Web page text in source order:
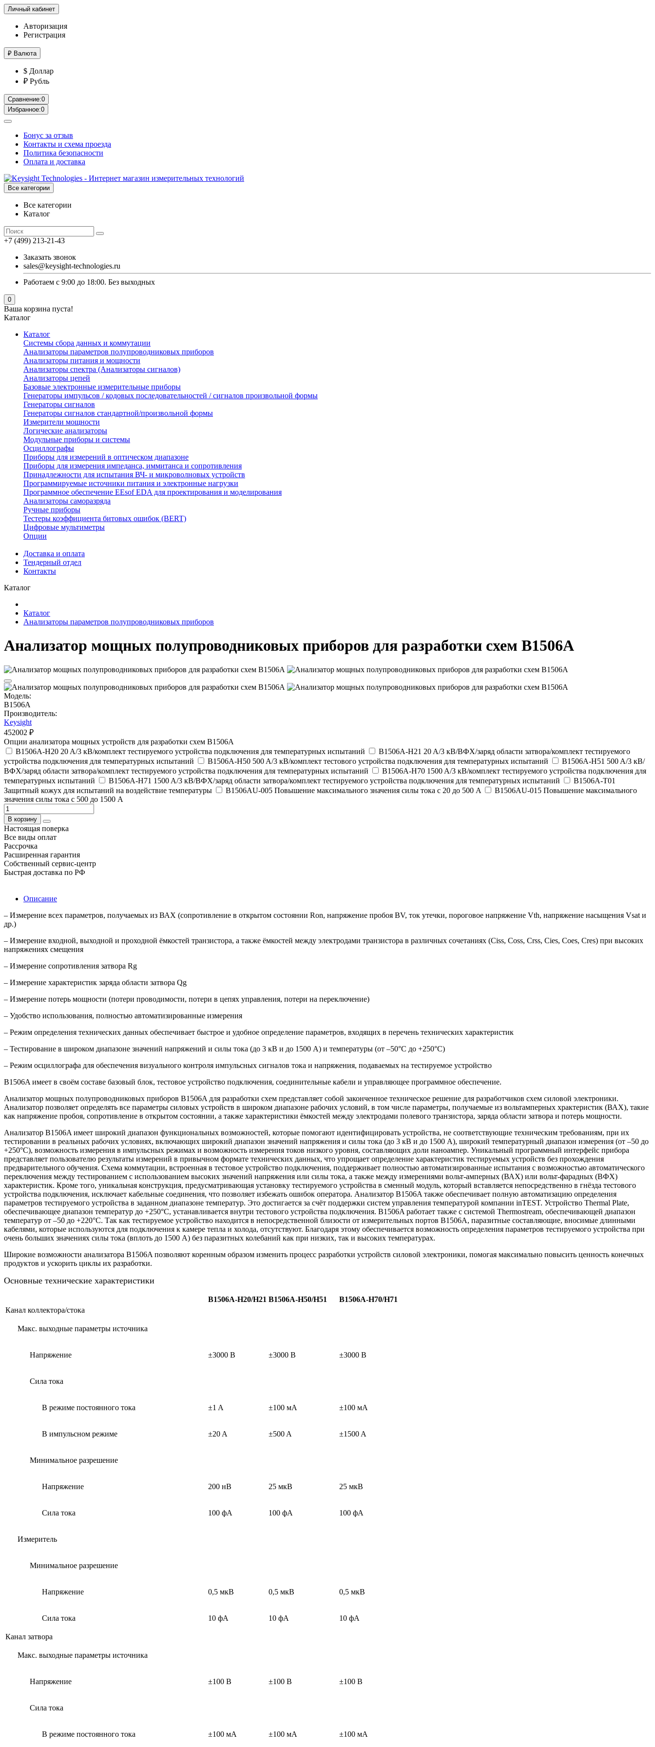
Личный кабинет
Авторизация
Регистрация
₽ Валюта
$ Доллар
₽ Рубль
Сравнение:0
Избранное:0
Бонус за отзыв
Контакты и схема проезда
Политика безопасности
Оплата и доставка
Все категории
Все категории
Каталог
+7 (499) 213-21-43
Заказать звонок
sales@keysight-technologies.ru
Работаем с 9:00 до 18:00. Без выходных
0
Ваша корзина пуста!
Каталог
Каталог
Cистемы сбора данных и коммутации
Анализаторы параметров полупроводниковых приборов
Анализаторы питания и мощности
Анализаторы спектра (Анализаторы сигналов)
Анализаторы цепей
Базовые электронные измерительные приборы
Генераторы импульсов / кодовых последовательностей / сигналов произвольной формы
Генераторы сигналов
Генераторы сигналов стандартной/произвольной формы
Измерители мощности
Логические анализаторы
Модульные приборы и системы
Осциллографы
Приборы для измерений в оптическом диапазоне
Приборы для измерения импеданса, иммитанса и сопротивления
Принадлежности для испытания ВЧ- и микроволновых устройств
Программируемые источники питания и электронные нагрузки
Программное обеспечение EEsof EDA для проектирования и моделирования
Анализаторы саморазряда
Ручные приборы
Тестеры коэффициента битовых ошибок (BERT)
Цифровые мультиметры
Опции
Доставка и оплата
Тендерный отдел
Контакты
Каталог
Каталог
Анализаторы параметров полупроводниковых приборов
Анализатор мощных полупроводниковых приборов для разработки схем B1506A
Модель:
B1506A
Производитель:
Keysight
452002 ₽
Опции анализатора мощных устройств для разработки схем B1506A
B1506A-H20 20 A/3 кВ/комплект тестируемого устройства подключения для температурных испытаний
B1506A-H21 20 A/3 кВ/ВФХ/заряд области затвора/комплект тестируемого
устройства подключения для температурных испытаний
B1506A-H50 500 A/3 кВ/комплект тестового устройства подключения для температурных испытаний
B1506A-H51 500 A/3 кВ/
ВФХ/заряд области затвора/комплект тестируемого устройства подключения для температурных испытаний
B1506A-H70 1500 A/3 кВ/комплект тестируемого устройства подключения для
температурных испытаний
B1506A-H71 1500 A/3 кВ/ВФХ/заряд области затвора/комплект тестируемого устройства подключения для температурных испытаний
B1506A-T01
Защитный кожух для испытаний на воздействие температуры
B1506AU-005 Повышение максимального значения силы тока с 20 до 500 A
B1506AU-015 Повышение максимального
значения силы тока с 500 до 1500 A
В корзину
Настоящая поверка
Все виды оплат
Рассрочка
Расширенная гарантия
Собственный сервис-центр
Быстрая доставка по РФ
Описание
– Измерение всех параметров, получаемых из ВАХ (сопротивление в открытом состоянии Ron, напряжение пробоя BV, ток утечки, пороговое напряжение Vth, напряжение насыщения Vsat и
др.)
– Измерение входной, выходной и проходной ёмкостей транзистора, а также ёмкостей между электродами транзистора в различных сочетаниях (Ciss, Coss, Crss, Cies, Coes, Cres) при высоких
напряжениях смещения
– Измерение сопротивления затвора Rg
– Измерение характеристик заряда области затвора Qg
– Измерение потерь мощности (потери проводимости, потери в цепях управления, потери на переключение)
– Удобство использования, полностью автоматизированные измерения
– Режим определения технических данных обеспечивает быстрое и удобное определение параметров, входящих в перечень технических характеристик
– Тестирование в широком диапазоне значений напряжений и силы тока (до 3 кВ и до 1500 А) и температуры (от –50°C до +250°C)
– Режим осциллографа для обеспечения визуального контроля импульсных сигналов тока и напряжения, подаваемых на тестируемое устройство
B1506A имеет в своём составе базовый блок, тестовое устройство подключения, соединительные кабели и управляющее программное обеспечение.
Анализатор мощных полупроводниковых приборов B1506A для разработки схем представляет собой законченное техническое решение для разработчиков схем силовой электроники.
Анализатор позволяет определять все параметры силовых устройств в широком диапазоне рабочих условий, в том числе параметры, получаемые из вольтамперных храктеристик (ВАХ), такие
как напряжение пробоя, сопротивление в открытом состоянии, а также характеристики ёмкостей между электродами полевого транзистора, заряда области затвора и потерь мощности.
Анализатор B1506A имеет широкий диапазон функциональных возможностей, которые помогают идентифицировать устройства, не соответствующие техническим требованиям, при их
тестировании в реальных рабочих условиях, включающих широкий диапазон значений напряжения и силы тока (до 3 кВ и до 1500 А), широкий температурный диапазон измерения (от –50 до
+250°C), возможность измерения в импульсных режимах и возможность измерения токов низкого уровня, составляющих доли наноампер. Уникальный программный интерфейс прибора
представляет пользователю результаты измерений в привычном формате технических данных, что упрощает определение характеристик тестируемых устройств без прохождения
предварительного обучения. Схема коммутации, встроенная в тестовое устройство подключения, поддерживает полностью автоматизированные испытания с возможностью автоматического
переключения между тестированием с использованием высоких значений напряжения или силы тока, а также между измерениями вольт-амперных (ВАХ) или вольт-фарадных (ВФХ)
характеристик. Кроме того, уникальная конструкция, предусматривающая установку тестируемого устройства в сменный модуль, который вставляется непосредственно в гнёзда тестового
устройства подключения, исключает кабельные соединения, что позволяет избежать ошибок оператора. Анализатор B1506A также обеспечивает полную автоматизацию определения
параметров тестируемого устройства в заданном диапазоне температур. Это достигается за счёт поддержки систем управления температурой компании inTEST. Устройство Thermal Plate,
обеспечивающее диапазон температур до +250°C, устанавливается внутри тестового устройства подключения. B1506A работает также с системой Thermostream, обеспечивающей диапазон
температур от –50 до +220°C. Так как тестируемое устройство находится в непосредственной близости от измерительных портов B1506A, паразитные составляющие, вносимые длинными
кабелями, которые используются для подключения к камере тепла и холода, отсутствуют. Благодаря этому обеспечивается возможность определения параметров тестируемого устройства при
очень больших значениях силы тока (вплоть до 1500 А) без паразитных колебаний как при низких, так и высоких температурах.
Широкие возможности анализатора B1506A позволяют коренным образом изменить процесс разработки устройств силовой электроники, помогая максимально повысить ценность конечных
продуктов и ускорить циклы их разработки.
Основные технические характеристики
B1506A-H20/H21 B1506A-H50/H51
B1506A-H70/H71
Канал коллектора/стока
Макс. выходные параметры источника
Напряжение ±3000 В ±3000 В ±3000 В
Сила тока
В режиме постоянного тока ±1 A ±100 мA ±100 мA
В импульсном режиме ±20 A ±500 A ±1500 A
Минимальное разрешение
Напряжение 200 нВ 25 мкВ 25 мкВ
Сила тока 100 фA 100 фA 100 фA
Измеритель
Минимальное разрешение
Напряжение 0,5 мкВ 0,5 мкВ 0,5 мкВ
Сила тока 10 фA 10 фA 10 фA
Канал затвора
Макс. выходные параметры источника
Напряжение ±100 В ±100 В ±100 В
Сила тока
В режиме постоянного тока ±100 мA ±100 мA ±100 мA